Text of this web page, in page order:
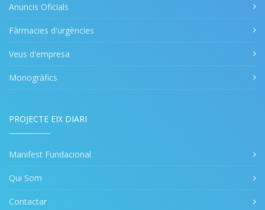
Anuncis Oficials
Fàrmacies d'urgències
Veus d'empresa
Monogràfics
PROJECTE EIX DIARI
Manifest Fundacional
Qui Som
Contactar